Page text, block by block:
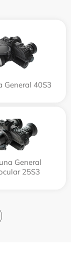
General 40S3
General
25S3